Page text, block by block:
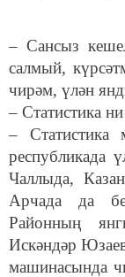
– Сансыз
салмый,
чирәм, үлән
– Статистика
– Статистика
республикада
Чаллыда,
Арчада да
Районның
Искәндәр
машинасында